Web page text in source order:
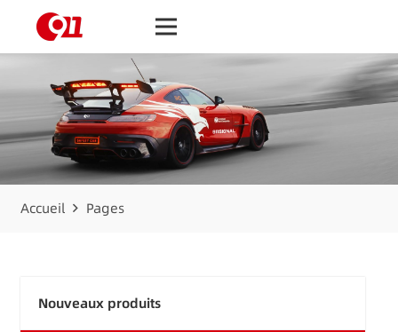
Accueil Pages
Nouveaux produits